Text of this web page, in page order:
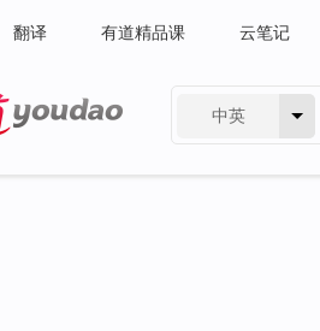
翻译 有道精品课 云笔记
中英